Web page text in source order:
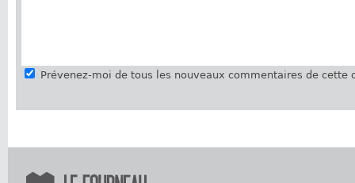
Prévenez-moi de tous les nouveaux commentaires de cette